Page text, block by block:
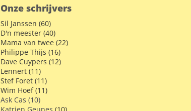
Onze schrijvers
Sil Janssen (60)
D'n meester (40)
Mama van twee (22)
Philippe Thijs (16)
Dave Cuypers (12)
Lennert (11)
Stef Foret (11)
Wim Hoef (11)
Ask Cas (10)